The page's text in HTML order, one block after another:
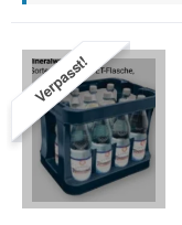
Verpasst!